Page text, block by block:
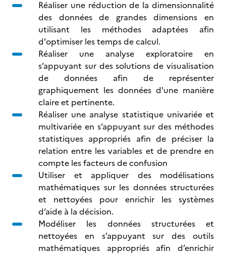
Réaliser une réduction de la dimensionnalité
des données de grandes dimensions en
utilisant les méthodes adaptées afin
d'optimiser les temps de calcul.
Réaliser une analyse exploratoire en
s’appuyant sur des solutions de visualisation
de données afin de représenter
graphiquement les données d'une manière
claire et pertinente.
Réaliser une analyse statistique univariée et
multivariée en s’appuyant sur des méthodes
statistiques appropriés afin de préciser la
relation entre les variables et de prendre en
compte les facteurs de confusion
Utiliser et appliquer des modélisations
mathématiques sur les données structurées
et nettoyées pour enrichir les systèmes
d’aide à la décision.
Modéliser les données structurées et
nettoyées en s’appuyant sur des outils
mathématiques appropriés afin d’enrichir